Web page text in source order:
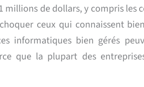
millions de dollars, y compris les
ceux qui connaissent
informatiques bien gérés
que la plupart des